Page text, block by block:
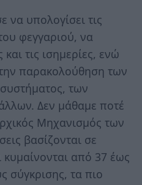
υπολογίσει τις
φεγγαριού, να
και τις ισημερίες, ενώ
παρακολούθηση των
των
Δεν μάθαμε ποτέ
Μηχανισμός των
βασίζονται σε
κυμαίνονται από 37 έως
σύγκρισης, τα πιο